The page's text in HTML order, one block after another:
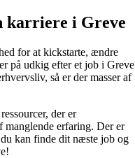
karriere i Greve
for at kickstarte, ændre
på udkig efter et job i Greve
så er der masser af
der er
erfaring. Der er
kan finde dit næste job og